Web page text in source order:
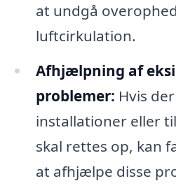
at undgå
luftcirkulation.
Afhjælpning af
problemer: Hvis
installationer eller
skal rettes op, kan
at afhjælpe disse